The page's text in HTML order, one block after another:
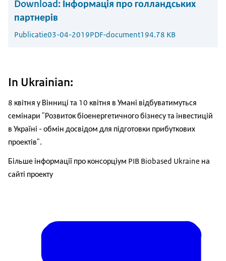
Download: Інформація про голландських
партнерів
Publicatie03-04-2019PDF-document194.78 KB
In Ukrainian:
8 квітня у Вінниці та 10 квітня в Умані відбуватимуться
семінари "Розвиток біоенергетичного бізнесу та інвестицій
в Україні - обмін досвідом для підготовки прибуткових
проектів".
Більше інформації про консорціум PIB Biobased Ukraine на
сайті проекту